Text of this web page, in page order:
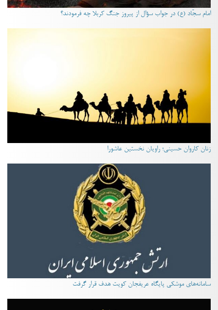
امام سجّاد (ع) در جواب سؤال از پیروز جنگ کربلا چه فرمودند؟
زنان کاروان حسینی؛ راویان نخستین عاشورا
سامانه‌های موشکی پایگاه عریفجان کویت هدف قرار گرفت